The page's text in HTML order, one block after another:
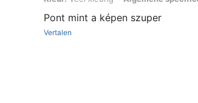
Pont mint a képen szuper
Vertalen